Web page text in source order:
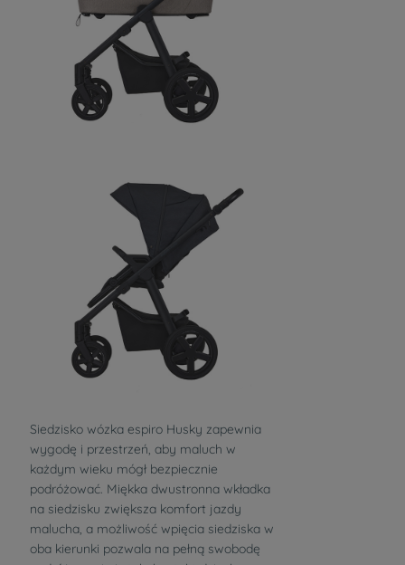
Siedzisko wózka espiro Husky zapewnia
wygodę i przestrzeń, aby maluch w
każdym wieku mógł bezpiecznie
podróżować. Miękka dwustronna wkładka
na siedzisku zwiększa komfort jazdy
malucha, a możliwość wpięcia siedziska w
oba kierunki pozwala na pełną swobodę